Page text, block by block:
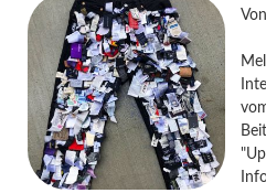
Von